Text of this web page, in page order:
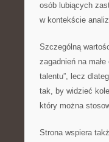
osób lubiących
w kontekście
Szczególną
zagadnień na
talentu”, lecz
tak, by widzieć
który można
Strona wspiera